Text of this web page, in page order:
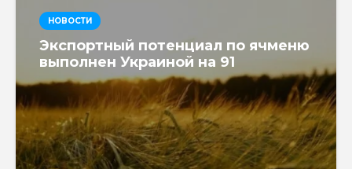
НОВОСТИ
Экспортный потенциал по ячменю
выполнен Украиной на 91